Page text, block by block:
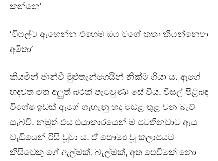
කන්නෙ’
‘විසල්ට ඇහෙන්න එහෙම ඔය වගේ කතා කියන්නෙපා
අමිතා’
කියමින් ජාන්වී මුළුතැන්ගෙයින් නික්ම ගියා ය. ඇගේ
හදවත මත අලුත් බරක් පැටවුණා සේ විය. විසල් පිළිබඳ
විශේෂ ඉඩක් ඇගේ ගැහැනු හද මඬළ තුළ වන බැව්
සැබවි. නමුත් එය එයාකාරයෙන් ම පවතිනවාට ඇය
වැඩියෙන් රිසි වූවා ය. ඒ සෞම්‍ය වූ කලාපයට
කිසිවෙකු ගේ ඇල්මක්, බැල්මක්, අත පෙවීමක් නො